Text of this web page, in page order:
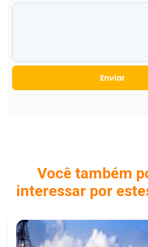
Enviar
Você também
interessar por